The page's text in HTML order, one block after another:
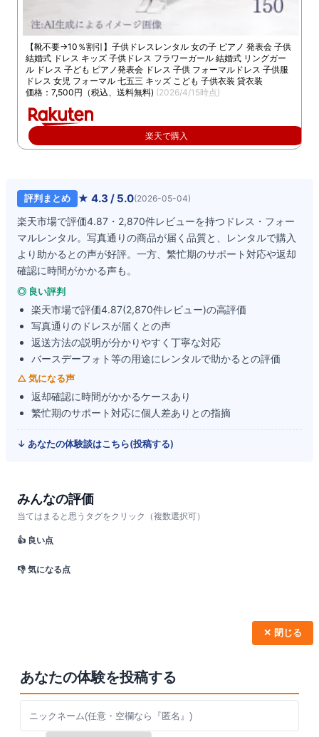
【靴不要→10％割引】子供ドレスレンタル 女の子 ピアノ 発表会 子供
結婚式 ドレス キッズ 子供ドレス フラワーガール 結婚式 リングガー
ル ドレス 子ども ピアノ発表会 ドレス 子供 フォーマルドレス 子供服
ドレス 女児 フォーマル 七五三 キッズ こども 子供衣装 貸衣装
価格：7,500円（税込、送料無料) (2026/4/15時点)
楽天で購入
評判まとめ ★ 4.3 / 5.0(2026-05-04)
楽天市場で評価4.87・2,870件レビューを持つドレス・フォー
マルレンタル。写真通りの商品が届く品質と、レンタルで購入
より助かるとの声が好評。一方、繁忙期のサポート対応や返却
確認に時間がかかる声も。
◎ 良い評判
楽天市場で評価4.87(2,870件レビュー)の高評価
写真通りのドレスが届くとの声
返送方法の説明が分かりやすく丁寧な対応
バースデーフォト等の用途にレンタルで助かるとの評価
△ 気になる声
返却確認に時間がかかるケースあり
繁忙期のサポート対応に個人差ありとの指摘
↓ あなたの体験談はこちら(投稿する)
みんなの評価
当てはまると思うタグをクリック（複数選択可）
👍 良い点
👎 気になる点
✕ 閉じる
あなたの体験を投稿する